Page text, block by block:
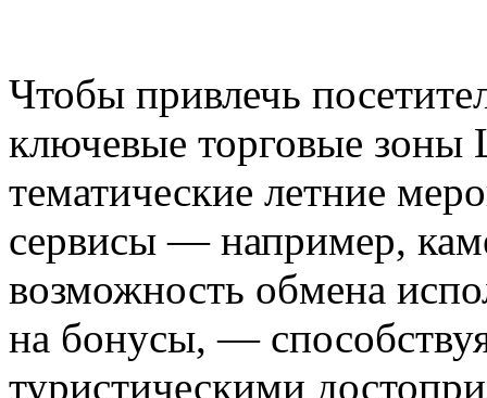
Чтобы привлечь
ключевые торговые зоны
тематические летние
сервисы — например,
возможность обмена
на бонусы, —
туристическими